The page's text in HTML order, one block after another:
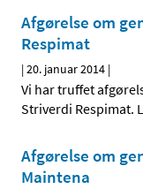
Afgørelse om
Respimat
|20. januar 2014 |
Vi har truffet
Striverdi Respimat.
Afgørelse om
Maintena